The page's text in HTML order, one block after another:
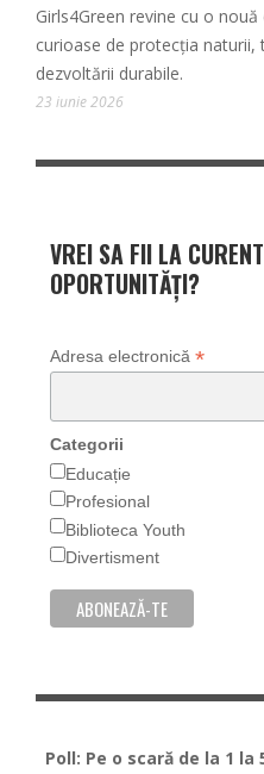
Girls4Green revine cu o
curioase de protecția naturii,
dezvoltării durabile.
23 iunie 2026
VREI SA FII LA
OPORTUNITĂȚI?
Adresa electronică *
Categorii
Educație
Profesional
Biblioteca Youth
Divertisment
Poll: Pe o scară de la 1